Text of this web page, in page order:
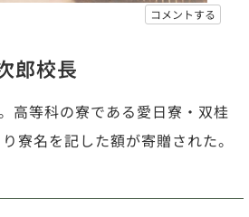
コメントする
郎校長
高等科の寮である愛日寮・双桂
寮名を記した額が寄贈された。